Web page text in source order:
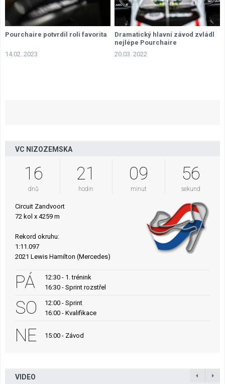
Pourchaire potvrdil roli favorita
14.02. 2023
Dramatický hlavní závod zvládl
nejlépe Pourchaire
20.03. 2022
VC NIZOZEMSKA
16
dnů
21
hodin
09
minut
56
sekund
Circuit Zandvoort
72 kol x 4259 m
Rekord okruhu:
1:11.097
2021 Lewis Hamilton (Mercedes)
PÁ
12:30 - 1. trénink
16:30 - Sprint rozstřel
SO
12:00 - Sprint
16:00 - Kvalifikace
NE 15:00 - Závod
VIDEO